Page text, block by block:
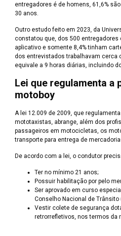
entregadores é de homens, 61,6%
30 anos.
Outro estudo feito em 2023, da
constatou que, dos 500 entregadores
aplicativo e somente 8,4% tinham
dos entrevistados trabalhavam cerca
equivale a 9 horas diárias, incluindo
Lei que regulamenta a
motoboy
A lei 12.009 de 2009, que
mototaxistas, abrange, além dos
passageiros em motocicletas, os
transporte para entrega de
De acordo com a lei, o condutor
Ter no mínimo 21 anos;
Possuir habilitação por pelo
Ser aprovado em curso
Conselho Nacional de Trânsito
Vestir colete de segurança
retrorrefletivos, nos termos da